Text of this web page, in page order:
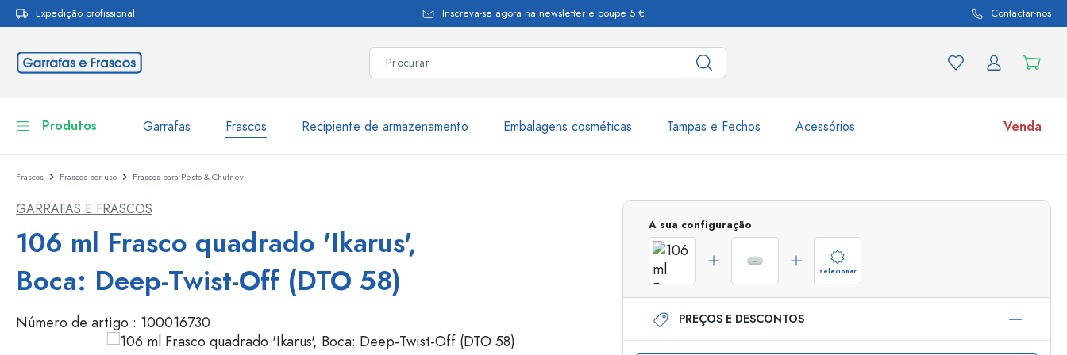
Saltar para a navegação principal
Expedição profissional Inscreva-se agora na newsletter e poupe 5 € Contactar-nos
Produtos Garrafas Frascos Recipiente de armazenamento Embalagens cosméticas Tampas e Fechos Acessórios Venda
Garrafas
Recipiente de armazenamento
Louça de mesa
Embalagens cosméticas
Ir para categoria Garrafas
Garrafas por marca
Garrafas WECK
Garrafas por função
Garrafas com tampa mecânica
Frascos de pulverização
Dispensadores Airless
Frascos com roll-on
Frascos
Compre agora
Frascos Frascos por uso Frascos para Pesto & Chutney
GARRAFAS E FRASCOS
106 ml Frasco quadrado 'Ikarus',
Boca: Deep-Twist-Off (DTO 58)
Número de artigo : 100016730
A sua configuração
selecionar
PREÇOS E DESCONTOS